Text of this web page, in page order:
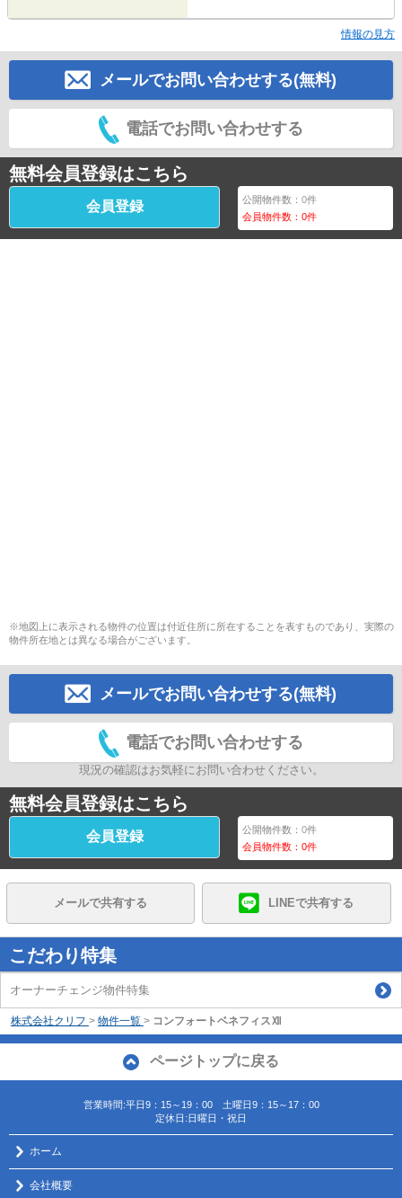
情報の見方
メールでお問い合わせする(無料)
電話でお問い合わせする
無料会員登録はこちら
会員登録 公開物件数：0件
会員物件数：0件
※地図上に表示される物件の位置は付近住所に所在することを表すものであり、実際の
物件所在地とは異なる場合がございます。
メールでお問い合わせする(無料)
電話でお問い合わせする
現況の確認はお気軽にお問い合わせください。
無料会員登録はこちら
会員登録 公開物件数：0件
会員物件数：0件
メールで共有する LINEで共有する
こだわり特集
オーナーチェンジ物件特集
株式会社クリフ > 物件一覧 > コンフォートベネフィスⅫ
ページトップに戻る
営業時間:平日9：15～19：00 土曜日9：15～17：00
定休日:日曜日・祝日
ホーム
会社概要